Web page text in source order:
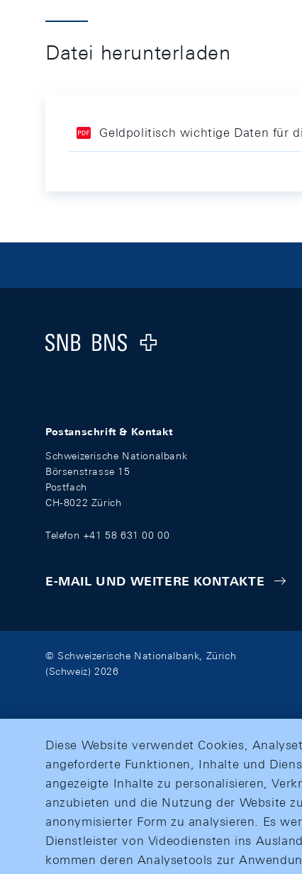
Datei herunterladen
Geldpolitisch wichtige Daten für
Logo
Postanschrift & Kontakt
Schweizerische Nationalbank
Börsenstrasse 15
Postfach
CH-8022 Zürich
Telefon +41 58 631 00 00
E-MAIL UND WEITERE KONTAKTE
© Schweizerische Nationalbank, Zürich
(Schweiz) 2026
Diese Website verwendet Cookies,
angeforderte Funktionen, Inhalte und
angezeigte Inhalte zu personalisieren,
anzubieten und die Nutzung der Website
anonymisierter Form zu analysieren. Es
Dienstleister von Videodiensten ins
kommen deren Analysetools zur